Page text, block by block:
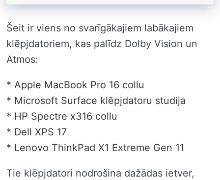
Šeit ir viens no svarīgākajiem labākajiem
klēpjdatoriem, kas palīdz Dolby Vision un
Atmos:
* Apple MacBook Pro 16 collu
* Microsoft Surface klēpjdatoru studija
* HP Spectre x316 collu
* Dell XPS 17
* Lenovo ThinkPad X1 Extreme Gen 11
Tie klēpjdatori nodrošina dažādas ietver,